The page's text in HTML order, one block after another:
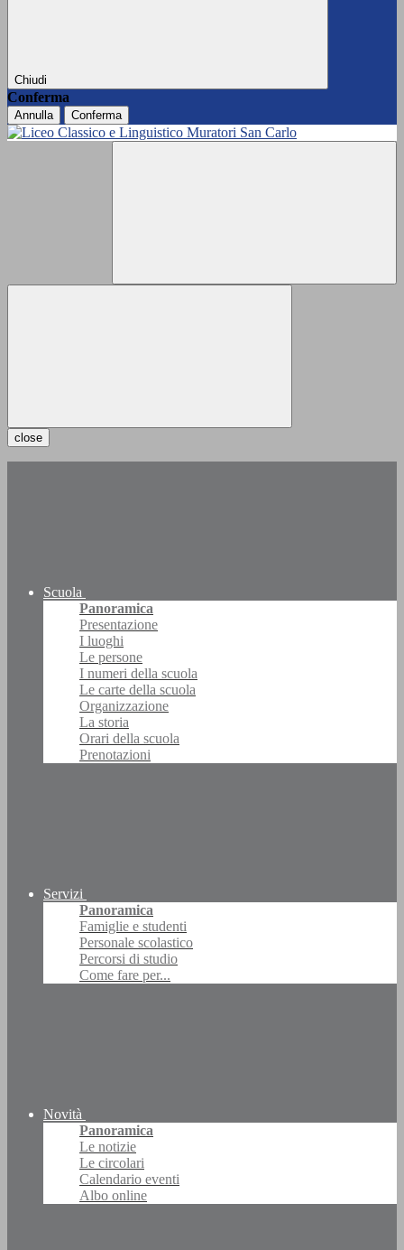
Chiudi
Conferma
Annulla Conferma
close
Scuola
Panoramica
Presentazione
I luoghi
Le persone
I numeri della scuola
Le carte della scuola
Organizzazione
La storia
Orari della scuola
Prenotazioni
Servizi
Panoramica
Famiglie e studenti
Personale scolastico
Percorsi di studio
Come fare per...
Novità
Panoramica
Le notizie
Le circolari
Calendario eventi
Albo online